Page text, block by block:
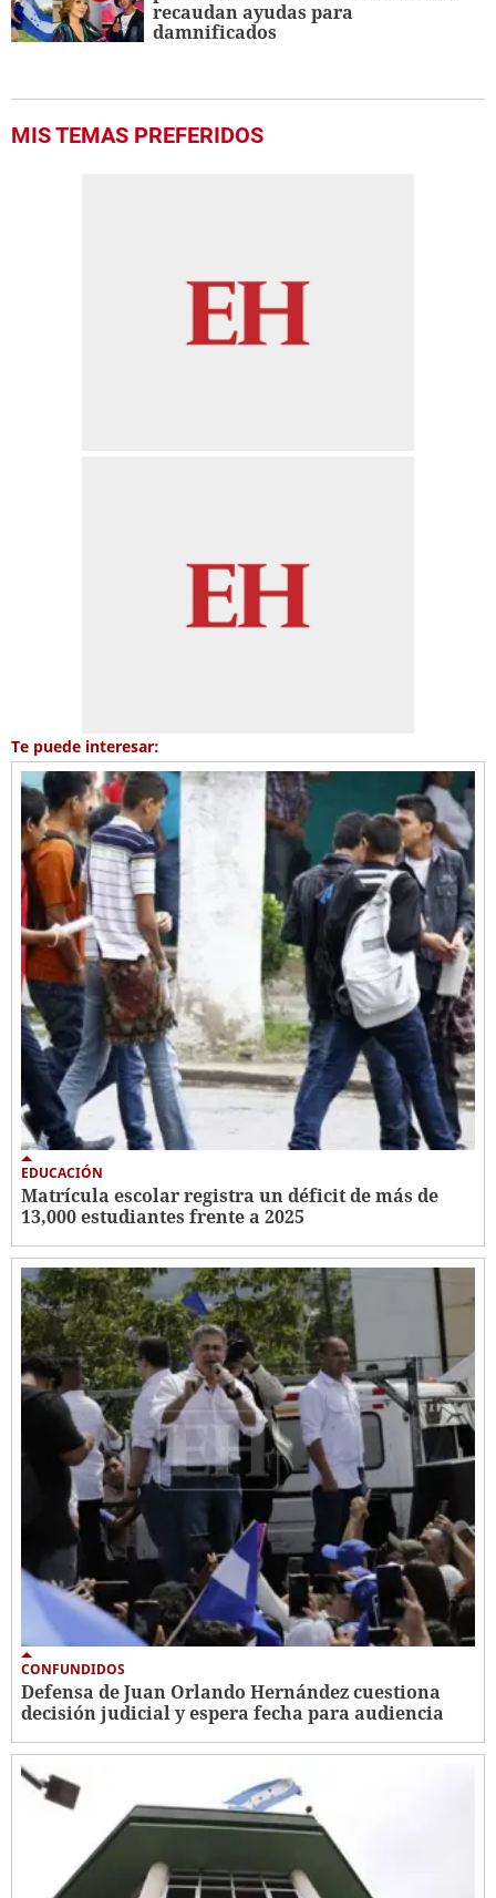
recaudan ayudas para
damnificados
MIS TEMAS PREFERIDOS
Te puede interesar:
EDUCACIÓN
Matrícula escolar registra un déficit de más de
13,000 estudiantes frente a 2025
CONFUNDIDOS
Defensa de Juan Orlando Hernández cuestiona
decisión judicial y espera fecha para audiencia